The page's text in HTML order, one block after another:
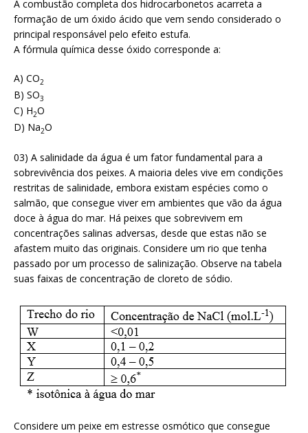
A combustão completa dos hidrocarbonetos acarreta a
formação de um óxido ácido que vem sendo considerado o
principal responsável pelo efeito estufa.
A fórmula química desse óxido corresponde a:
A) CO2
B) SO3
C) H2O
D) Na2O
03) A salinidade da água é um fator fundamental para a
sobrevivência dos peixes. A maioria deles vive em condições
restritas de salinidade, embora existam espécies como o
salmão, que consegue viver em ambientes que vão da água
doce à água do mar. Há peixes que sobrevivem em
concentrações salinas adversas, desde que estas não se
afastem muito das originais. Considere um rio que tenha
passado por um processo de salinização. Observe na tabela
suas faixas de concentração de cloreto de sódio.
Considere um peixe em estresse osmótico que consegue